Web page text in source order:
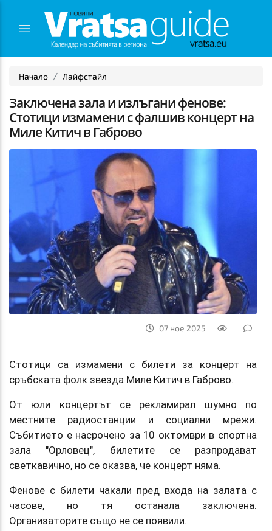
Начало Лайфстайл
Заключена зала и излъгани фенове:
Стотици измамени с фалшив концерт на
Миле Китич в Габрово
07 ное 2025
Стотици са измамени с билети за концерт на
сръбската фолк звезда Миле Китич в Габрово.
От юли концертът се рекламирал шумно по
местните радиостанции и социални мрежи.
Събитието е насрочено за 10 октомври в спортна
зала "Орловец", билетите се разпродават
светкавично, но се оказва, че концерт няма.
Фенове с билети чакали пред входа на залата с
часове, но тя останала заключена.
Организаторите също не се появили.